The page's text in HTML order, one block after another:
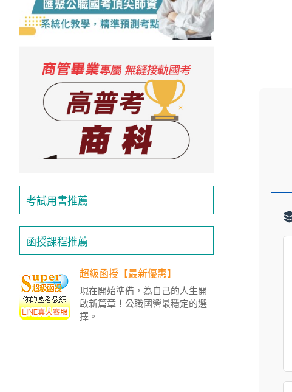
考試用書推薦
函授課程推薦
超級函授【最新優惠】
現在開始準備，為自己的人生開
啟新篇章！公職國營最穩定的選
擇。